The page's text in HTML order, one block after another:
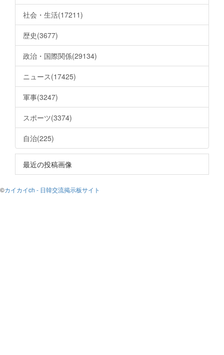
社会・生活(17211)
歴史(3677)
政治・国際関係(29134)
ニュース(17425)
軍事(3247)
スポーツ(3374)
自治(225)
最近の投稿画像
©カイカイch - 日韓交流掲示板サイト